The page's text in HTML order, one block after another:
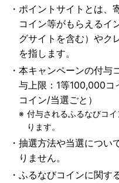
ポイントサイトとは、
コイン等がもらえるイ
グサイトを含む）やク
を指します。
本キャンペーンの付与
与上限：1等100,000
コイン/当選ごと）
付与されるふるなびコ
ります。
抽選方法や当選につい
りません。
ふるなびコインに関す